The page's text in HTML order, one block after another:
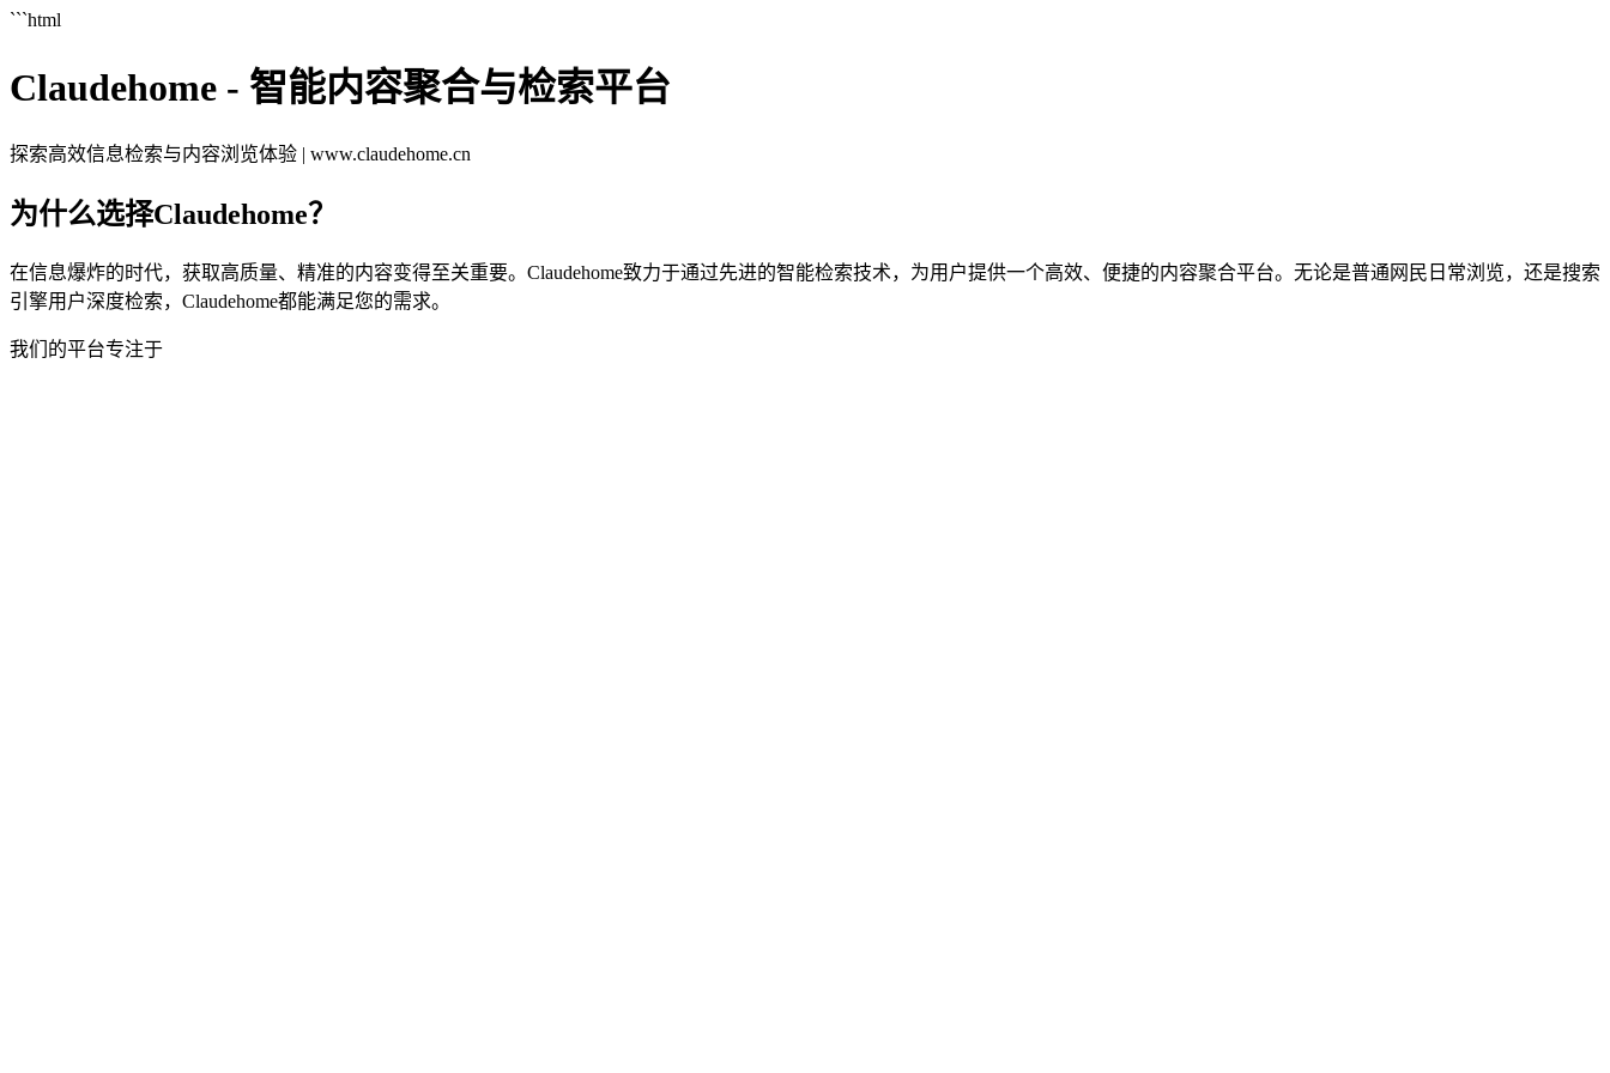
```html
Claudehome - 智能内容聚合与检索平台
探索高效信息检索与内容浏览体验 | www.claudehome.cn
为什么选择Claudehome？
在信息爆炸的时代，获取高质量、精准的内容变得至关重要。Claudehome致力于通过先进的智能检索技术，为用户提供一个高效、便捷的内容聚合平台。无论是普通网民日常浏览，还是搜索
引擎用户深度检索，Claudehome都能满足您的需求。
我们的平台专注于